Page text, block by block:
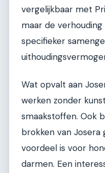
vergelijkbaar met
maar de
specifieker
Wat opvalt aan
werken zonder
smaakstoffen. Ook
brokken van Josera
voordeel is voor
darmen. Een